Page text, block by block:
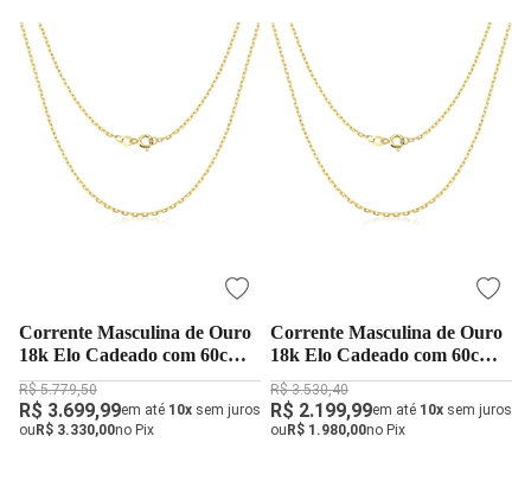
Corrente Masculina de Ouro
18k Elo Cadeado com 60cm e
2,9g
R$ 5.779,50
R$ 3.699,99em até 10x sem juros
ouR$ 3.330,00no Pix
Corrente Masculina de Ouro
18k Elo Cadeado com 60cm
com 1,8g
R$ 3.530,40
R$ 2.199,99em até 10x sem juros
ouR$ 1.980,00no Pix